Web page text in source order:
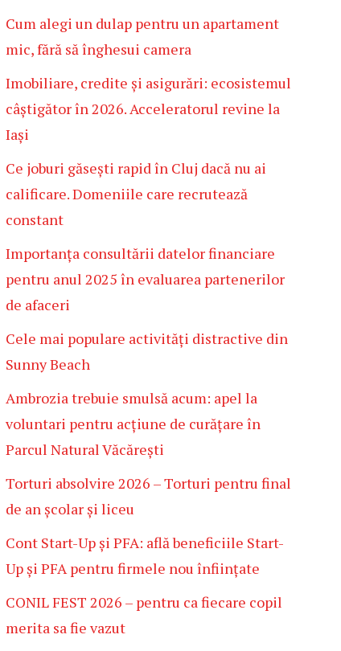
Cum alegi un dulap pentru un apartament
mic, fără să înghesui camera
Imobiliare, credite și asigurări: ecosistemul
câștigător în 2026. Acceleratorul revine la
Iași
Ce joburi găsești rapid în Cluj dacă nu ai
calificare. Domeniile care recrutează
constant
Importanța consultării datelor financiare
pentru anul 2025 în evaluarea partenerilor
de afaceri
Cele mai populare activități distractive din
Sunny Beach
Ambrozia trebuie smulsă acum: apel la
voluntari pentru acțiune de curățare în
Parcul Natural Văcărești
Torturi absolvire 2026 – Torturi pentru final
de an școlar și liceu
Cont Start-Up și PFA: află beneficiile Start-
Up și PFA pentru firmele nou înființate
CONIL FEST 2026 – pentru ca fiecare copil
merita sa fie vazut